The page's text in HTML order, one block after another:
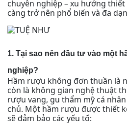
chuyên nghiệp – xu hướng
càng trở nên phổ biến và đa
1. Tại sao nên đầu tư vào một
nghiệp?
Hầm rượu không đơn thuần là
còn là không gian nghệ thuật
rượu vang, gu thẩm mỹ cá
chủ. Một hầm rượu được thiết
sẽ đảm bảo các yếu tố: